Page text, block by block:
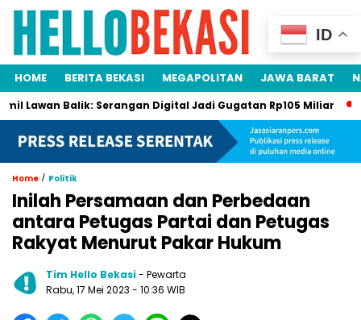
HOME BERITA BEKASI MEGAPOLITAN JAWA BARAT
Balik: Serangan Digital Jadi Gugatan Rp105 Miliar Gawat
Home / Politik
Inilah Persamaan dan Perbedaan
antara Petugas Partai dan Petugas
Rakyat Menurut Pakar Hukum
Tim Hello Bekasi- Pewarta
Rabu, 17 Mei 2023 - 10:36 WIB
ID